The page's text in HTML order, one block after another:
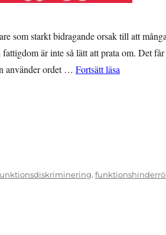
som starkt bidragande orsak till att
är inte så lätt att prata om. Det
använder ordet … Fortsätt läsa
,